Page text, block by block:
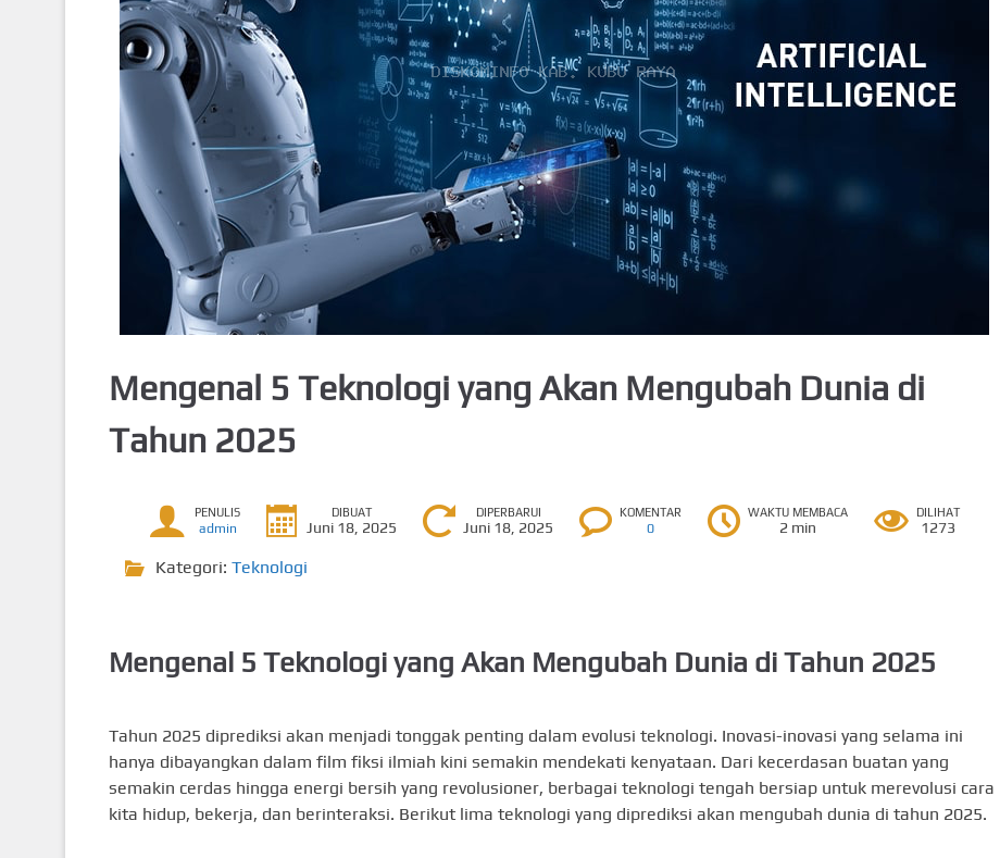
Mengenal 5 Teknologi yang Akan Mengubah Dunia di
Tahun 2025
PENULIS
admin
DIBUAT
Juni 18, 2025
DIPERBARUI
Juni 18, 2025
KOMENTAR
0
WAKTU MEMBACA
2 min
DILIHAT
1273
Kategori: Teknologi
Mengenal 5 Teknologi yang Akan Mengubah Dunia di Tahun 2025
Tahun 2025 diprediksi akan menjadi tonggak penting dalam evolusi teknologi. Inovasi-inovasi yang selama ini
hanya dibayangkan dalam film fiksi ilmiah kini semakin mendekati kenyataan. Dari kecerdasan buatan yang
semakin cerdas hingga energi bersih yang revolusioner, berbagai teknologi tengah bersiap untuk merevolusi cara
kita hidup, bekerja, dan berinteraksi. Berikut lima teknologi yang diprediksi akan mengubah dunia di tahun 2025.